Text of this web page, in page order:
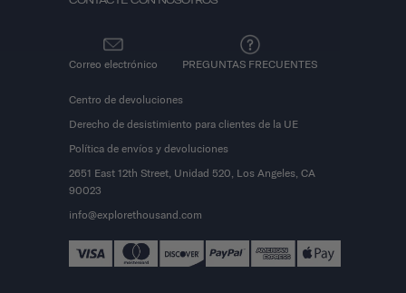
Correo electrónico PREGUNTAS FRECUENTES
Centro de devoluciones
Derecho de desistimiento para clientes de la UE
Política de envíos y devoluciones
2651 East 12th Street, Unidad 520, Los Angeles, CA
90023
info@explorethousand.com